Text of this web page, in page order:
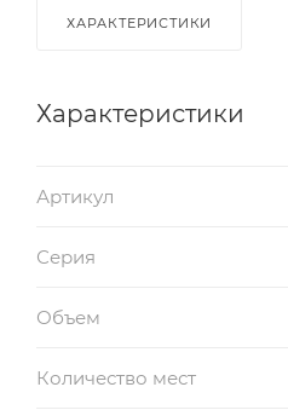
ХАРАКТЕРИСТИКИ
Характеристики
Артикул
Серия
Объем
Количество мест